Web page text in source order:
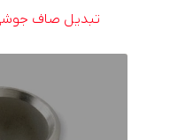
تبدیل صاف